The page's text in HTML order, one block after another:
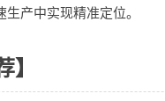
产中实现精准定位。
】